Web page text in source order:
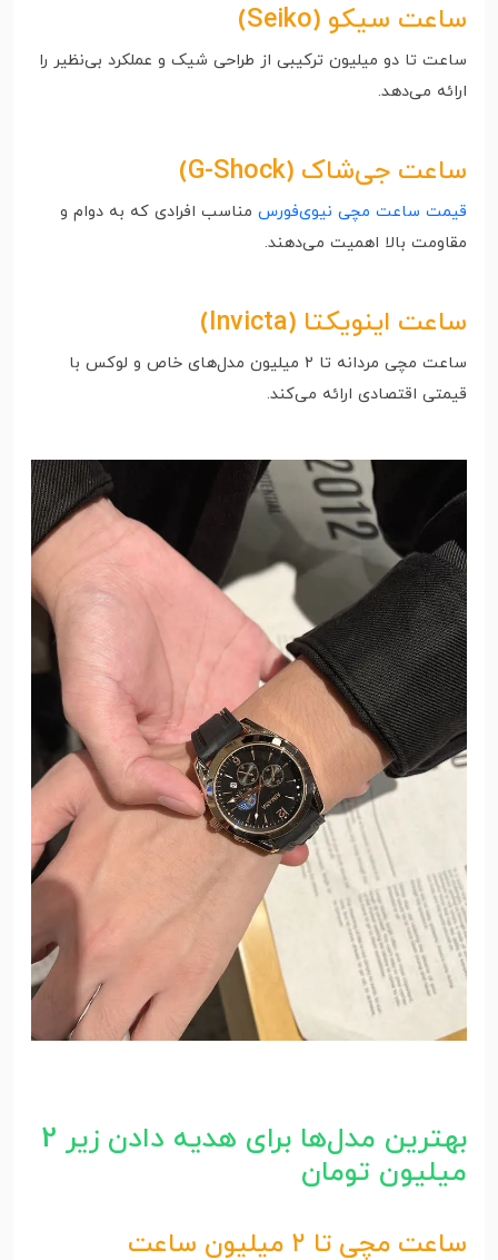
ساعت سیکو (Seiko)
ساعت تا دو میلیون ترکیبی از طراحی شیک و عملکرد بی‌نظیر را
ارائه می‌دهد.
ساعت جی‌شاک (G-Shock)
قیمت ساعت مچی نیوی‌فورس مناسب افرادی که به دوام و
مقاومت بالا اهمیت می‌دهند.
ساعت اینویکتا (Invicta)
ساعت مچی مردانه تا ۲ میلیون مدل‌های خاص و لوکس با
قیمتی اقتصادی ارائه می‌کند.
بهترین مدل‌ها برای هدیه دادن زیر 2
میلیون تومان
ساعت مچی تا ۲ میلیون ساعت‌